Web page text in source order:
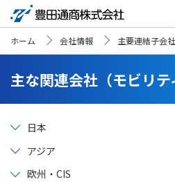
ホーム 会社情報 主要連結子会
主な関連会社（モビリテ
日本
アジア
欧州・CIS